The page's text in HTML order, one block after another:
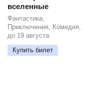
Смешарики сквозь
вселенные
Фантастика,
Приключения, Комедия,
до 19 августа
Купить билет